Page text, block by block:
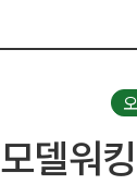
모델워